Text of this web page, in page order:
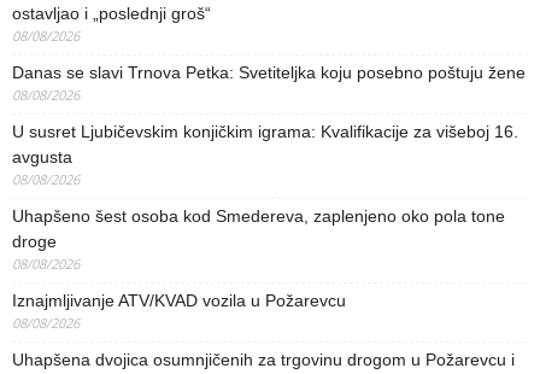
ostavljao i „poslednji groš“
08/08/2026
Danas se slavi Trnova Petka: Svetiteljka koju posebno poštuju žene
08/08/2026
U susret Ljubičevskim konjičkim igrama: Kvalifikacije za višeboj 16.
avgusta
08/08/2026
Uhapšeno šest osoba kod Smedereva, zaplenjeno oko pola tone
droge
08/08/2026
Iznajmljivanje ATV/KVAD vozila u Požarevcu
08/08/2026
Uhapšena dvojica osumnjičenih za trgovinu drogom u Požarevcu i